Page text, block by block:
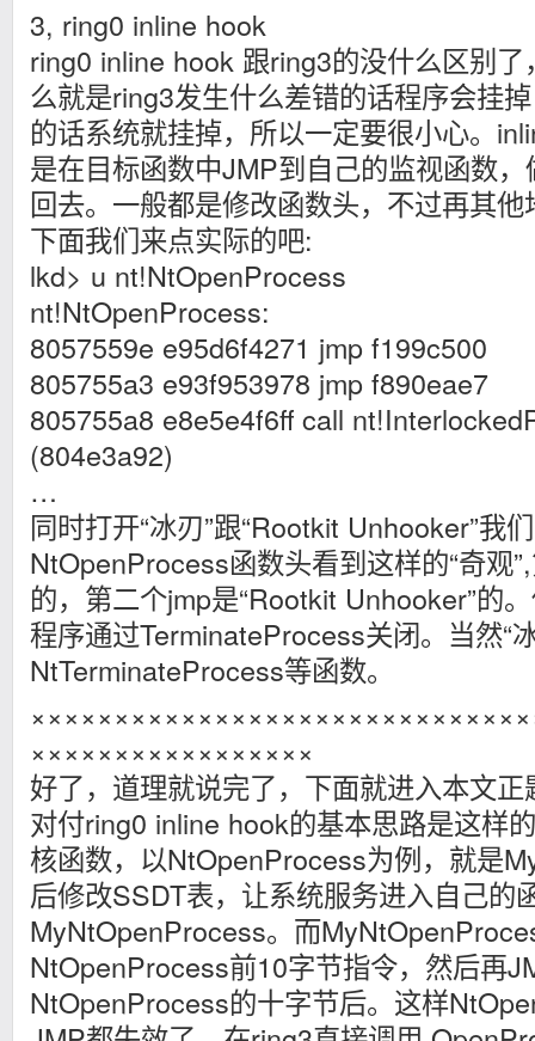
3, ring0 inline hook
ring0 inline hook 跟ring3的没什么区别
么就是ring3发生什么差错的话程序会挂
的话系统就挂掉，所以一定要很小心。
是在目标函数中JMP到自己的监视函数
回去。一般都是修改函数头，不过再其
下面我们来点实际的吧:
lkd> u nt!NtOpenProcess
nt!NtOpenProcess:
8057559e e95d6f4271 jmp f199c500
805755a3 e93f953978 jmp f890eae7
805755a8 e8e5e4f6ff call
(804e3a92)
…
同时打开“冰刃”跟“Rootkit Unhooker”我
NtOpenProcess函数头看到这样的“奇观
的，第二个jmp是“Rootkit Unhooker”的
程序通过TerminateProcess关闭。当然“
NtTerminateProcess等函数。
×××××××××××××××××
好了，道理就说完了，下面就进入本文正
对付ring0 inline hook的基本思路是这样
核函数，以NtOpenProcess为例，就是
后修改SSDT表，让系统服务进入自己的
MyNtOpenProcess。而
NtOpenProcess前10字节指令，然后再
NtOpenProcess的十字节后。这样